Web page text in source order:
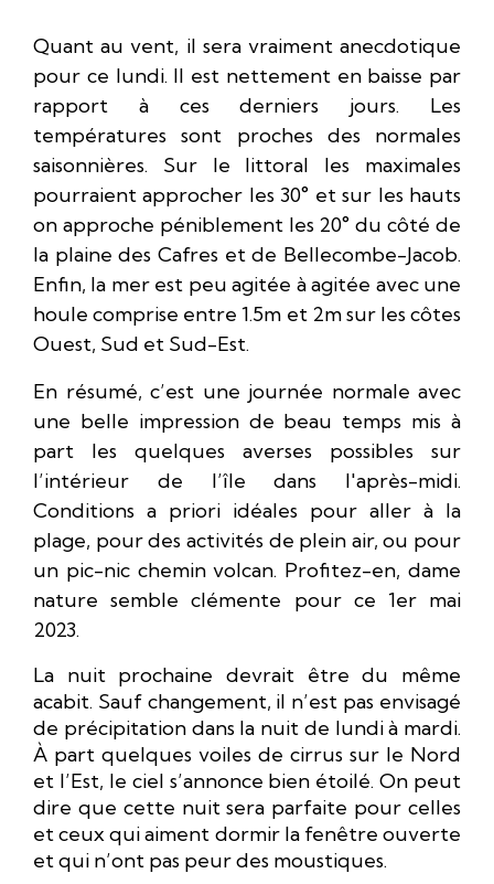
Quant au vent, il sera vraiment anecdotique
pour ce lundi. Il est nettement en baisse par
rapport à ces derniers jours. Les
températures sont proches des normales
saisonnières. Sur le littoral les maximales
pourraient approcher les 30° et sur les hauts
on approche péniblement les 20° du côté de
la plaine des Cafres et de Bellecombe-Jacob.
Enfin, la mer est peu agitée à agitée avec une
houle comprise entre 1.5m et 2m sur les côtes
Ouest, Sud et Sud-Est.
En résumé, c’est une journée normale avec
une belle impression de beau temps mis à
part les quelques averses possibles sur
l’intérieur de l’île dans l'après-midi.
Conditions a priori idéales pour aller à la
plage, pour des activités de plein air, ou pour
un pic-nic chemin volcan. Profitez-en, dame
nature semble clémente pour ce 1er mai
2023.
La nuit prochaine devrait être du même
acabit. Sauf changement, il n’est pas envisagé
de précipitation dans la nuit de lundi à mardi.
À part quelques voiles de cirrus sur le Nord
et l’Est, le ciel s’annonce bien étoilé.On peut
dire que cette nuit sera parfaite pour celles
et ceux qui aiment dormir la fenêtre ouverte
et qui n’ont pas peur des moustiques.